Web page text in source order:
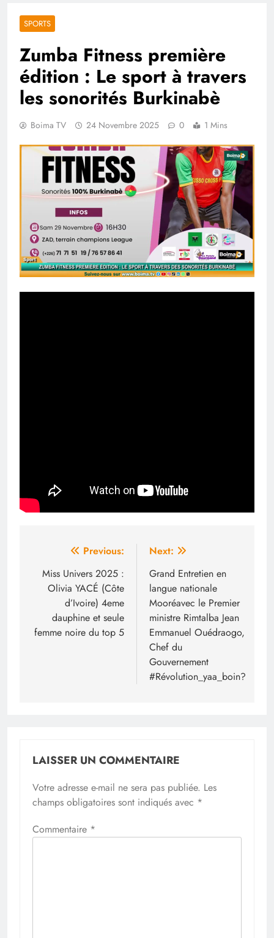
SPORTS
Zumba Fitness première
édition : Le sport à travers
les sonorités Burkinabè
Boima TV 24 Novembre 2025 0 1 Mins
Navigation
de
l’article
Previous:
Miss Univers 2025 :
Olivia YACÉ (Côte
d’Ivoire) 4eme
dauphine et seule
femme noire du top 5
Next:
Grand Entretien en
langue nationale
Mooréavec le Premier
ministre Rimtalba Jean
Emmanuel Ouédraogo,
Chef du
Gouvernement
#Révolution_yaa_boin?
LAISSER UN COMMENTAIRE
Votre adresse e-mail ne sera pas publiée. Les
champs obligatoires sont indiqués avec *
Commentaire *